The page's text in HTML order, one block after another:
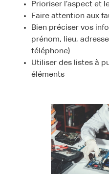
Prioriser l’aspect et
Faire attention aux
Bien préciser vos
prénom, lieu,
téléphone)
Utiliser des listes à
éléments